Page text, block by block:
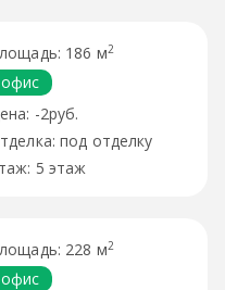
186 м2
офис
-2руб.
под отделку
5 этаж
228 м2
офис